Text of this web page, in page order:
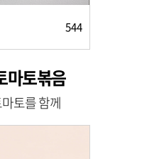
544
마토볶음
토를 함께